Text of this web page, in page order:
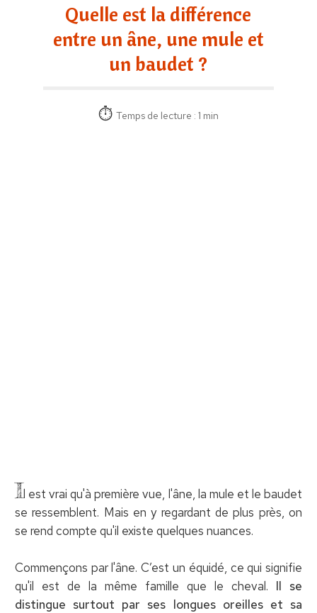
Quelle est la différence
entre un âne, une mule et
un baudet ?
Temps de lecture : 1 min
Il est vrai qu'à première vue, l'âne, la mule et le baudet
se ressemblent. Mais en y regardant de plus près, on
se rend compte qu'il existe quelques nuances.
Commençons par l'âne. C’est un équidé, ce qui signifie
qu'il est de la même famille que le cheval. Il se
distingue surtout par ses longues oreilles et sa